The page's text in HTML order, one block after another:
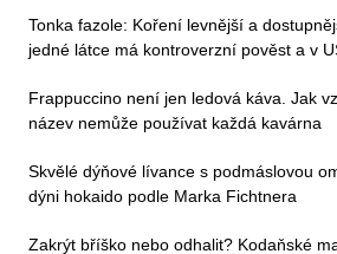
Tonka fazole: Koření levnější a
jedné látce má kontroverzní pověst a v
Frappuccino není jen ledová káva. Jak
název nemůže používat každá kavárna
Skvělé dýňové lívance s podmáslovou
dýni hokaido podle Marka Fichtnera
Zakrýt bříško nebo odhalit? Kodaňské